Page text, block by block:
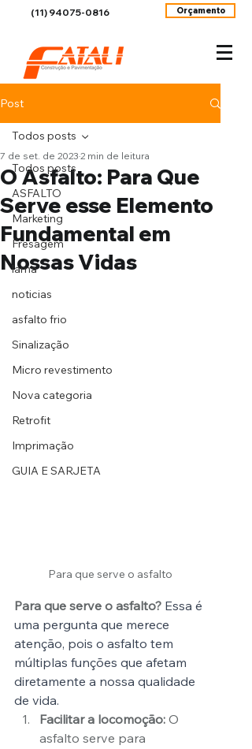
(11) 94075-0816 Orçamento
Post
Todos posts
ASFALTO
Marketing
Fresagem
lama
noticias
asfalto frio
Sinalização
Micro revestimento
Nova categoria
Retrofit
Imprimação
GUIA E SARJETA
Todos posts
O Asfalto: Para Que
Serve esse Elemento
Fundamental em
Nossas Vidas
7 de set. de 2023 2 min de leitura
Para que serve o asfalto
Para que serve o asfalto? Essa é
uma pergunta que merece
atenção, pois o asfalto tem
múltiplas funções que afetam
diretamente a nossa qualidade
de vida.
Facilitar a locomoção: O
asfalto serve para